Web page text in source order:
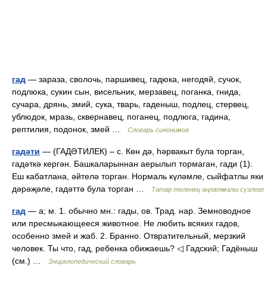
гад — зараза, сволочь, паршивец, гадюка, негодяй, сучок,
подлюка, сукин сын, висельник, мерзавец, поганка, гнида,
сучара, дрянь, змий, сука, тварь, гаденыш, подлец, стервец,
ублюдок, мразь, сквернавец, поганец, подлюга, гадина,
рептилия, подонок, змей …
Словарь синонимов
гадәти — (ГАДӘТИЛЕК) – с. Көн дә, һәрвакыт була торган,
гадәткә кергән. Башкаларыннан аерылып тормаган, гади (1).
Еш кабатлана, әйтелә торган. Нормаль күләмле, сыйфатлы яки
дәрәҗәле, гадәттә була торган …
Татар теленең аңлатмалы сүзлеге
гад — а; м. 1. обычно мн.: гады, ов. Трад. нар. Земноводное
или пресмыкающееся животное. Не любить всяких гадов,
особенно змей и жаб. 2. Бранно. Отвратительный, мерзкий
человек. Ты что, гад, ребенка обижаешь? ◁ Гадский; Гадёныш
(см.) …
Энциклопедический словарь